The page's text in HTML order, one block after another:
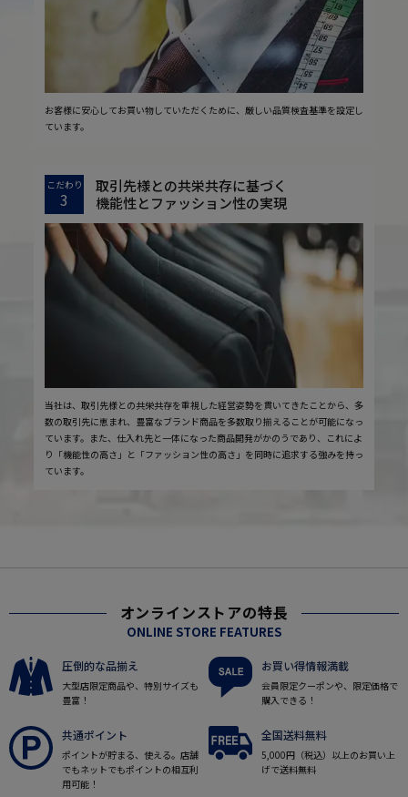
お客様に安心してお買い物していただくために、厳しい品質検査基準を設定し
ています。
こだわり
3
取引先様との共栄共存に基づく
機能性とファッション性の実現
当社は、取引先様との共栄共存を重視した経営姿勢を貫いてきたことから、多
数の取引先に恵まれ、豊富なブランド商品を多数取り揃えることが可能になっ
ています。また、仕入れ先と一体になった商品開発がかのうであり、これによ
り「機能性の高さ」と「ファッション性の高さ」を同時に追求する強みを持っ
ています。
オンラインストアの特長
ONLINE STORE FEATURES
圧倒的な品揃え
大型店限定商品や、特別サイズも
豊富！
お買い得情報満載
会員限定クーポンや、限定価格で
購入できる！
共通ポイント
ポイントが貯まる、使える。店舗
でもネットでもポイントの相互利
用可能！
全国送料無料
5,000円（税込）以上のお買い上
げで送料無料